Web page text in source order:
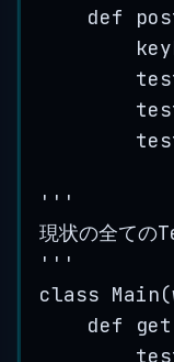
def
'''
現状の全ての
'''
class
def